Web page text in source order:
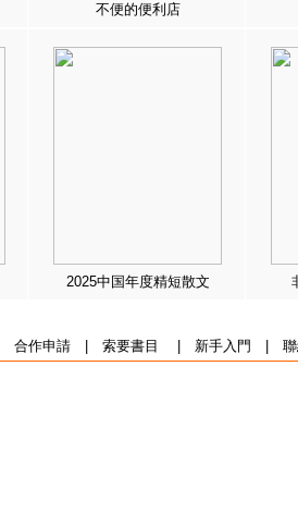
不便的便利店
2025中国年度精短散文
合作申請| 索要書目 新手入門